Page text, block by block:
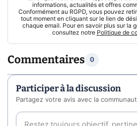
informations, actualités et offres
Conformément au RGPD, vous pouvez
tout moment en cliquant sur le lien de
chaque email. Pour en savoir plus sur la
consultez notre Politique de
Commentaires 0
Participer à la discussion
Partagez votre avis avec la